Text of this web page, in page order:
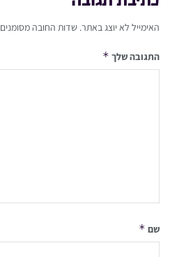
האימייל לא יוצג באתר. שדות החובה מסומנים
התגובה שלך *
שם *